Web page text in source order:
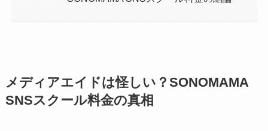
メディアエイドは怪しい？SONOMAMA
SNSスクール料金の真相